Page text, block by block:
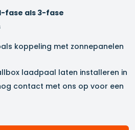
fase als 3-fase
koppeling met zonnepanelen
laadpaal laten installeren in
contact met ons op voor een